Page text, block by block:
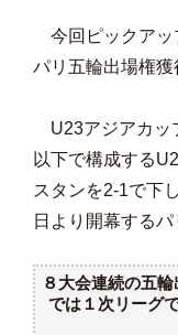
今回ピックアッ
パリ五輪出場権獲
U23アジアカッ
以下で構成する
スタンを2-1で下
日より開幕するパ
８大会連続の五
では１次リーグ